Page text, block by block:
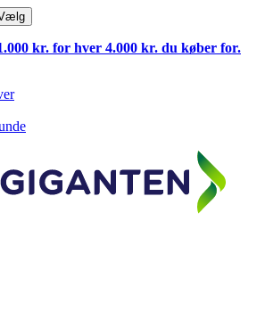
kr. for hver 4.000 kr. du køber for.